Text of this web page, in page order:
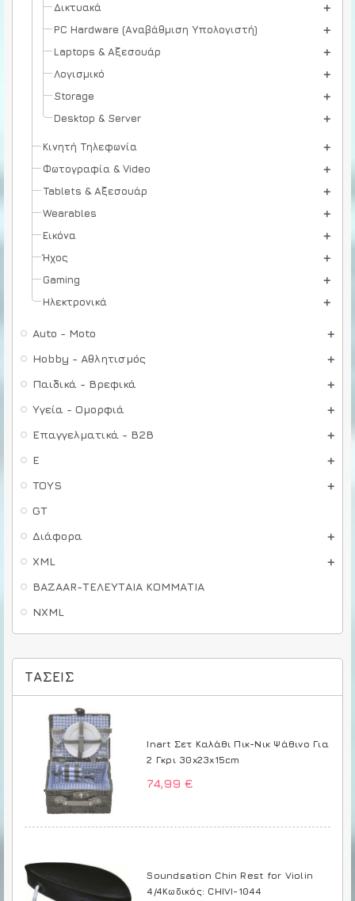
Δικτυακά
PC Hardware (Αναβάθμιση Υπολογιστή)
Laptops & Αξεσουάρ
Λογισμικό
Storage
Desktop & Server
Κινητή Τηλεφωνία
Φωτογραφία & Video
Tablets & Αξεσουάρ
Wearables
Εικόνα
Ήχος
Gaming
Ηλεκτρονικά
Auto - Moto
Hobby - Αθλητισμός
Παιδικά - Βρεφικά
Υγεία - Ομορφιά
Επαγγελματικά - B2B
E
TOYS
GT
Διάφορα
XML
BAZAAR-ΤΕΛΕΥΤΑΙΑ ΚΟΜΜΑΤΙΑ
NXML
ΤΆΣΕΙΣ
Inart Σετ Καλάθι Πικ-Νικ Ψάθινο Για
2 Γκρι 30x23x15cm
74,99 €
Soundsation Chin Rest for Violin
4/4Κωδικός: CHIVI-1044